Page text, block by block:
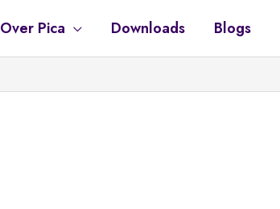
Over Pica Downloads Blogs